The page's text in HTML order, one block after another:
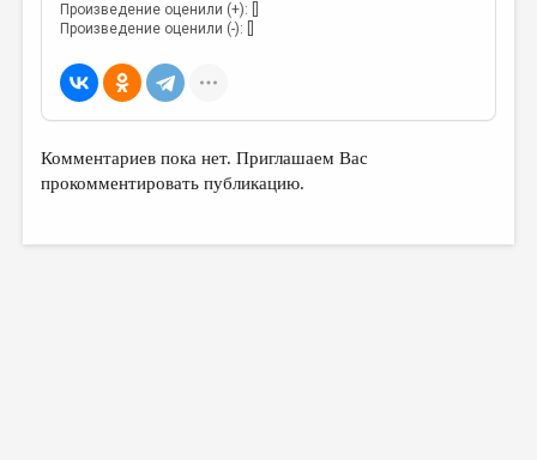
Произведение оценили (+): []
Произведение оценили (-): []
Комментариев пока нет. Приглашаем Вас
прокомментировать публикацию.